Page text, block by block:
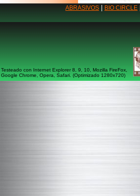
ABRASIVOS BIO CIRCLE
Testeado con Internet Explorer 8, 9, 10, Mozilla FireFox,
Google Chrome, Opera, Safari. (Optimizado 1280x720)